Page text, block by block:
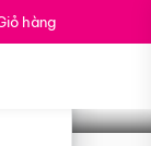
hàng